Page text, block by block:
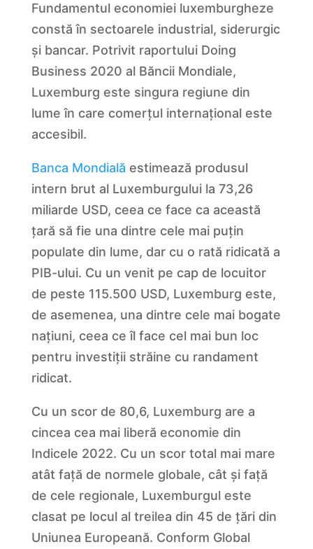
Fundamentul economiei luxemburgheze
constă în sectoarele industrial, siderurgic
și bancar. Potrivit raportului Doing
Business 2020 al Băncii Mondiale,
Luxemburg este singura regiune din
lume în care comerțul internațional este
accesibil.
Banca Mondială estimează produsul
intern brut al Luxemburgului la 73,26
miliarde USD, ceea ce face ca această
țară să fie una dintre cele mai puțin
populate din lume, dar cu o rată ridicată a
PIB-ului. Cu un venit pe cap de locuitor
de peste 115.500 USD, Luxemburg este,
de asemenea, una dintre cele mai bogate
națiuni, ceea ce îl face cel mai bun loc
pentru investiții străine cu randament
ridicat.
Cu un scor de 80,6, Luxemburg are a
cincea cea mai liberă economie din
Indicele 2022. Cu un scor total mai mare
atât față de normele globale, cât și față
de cele regionale, Luxemburgul este
clasat pe locul al treilea din 45 de țări din
Uniunea Europeană. Conform Global